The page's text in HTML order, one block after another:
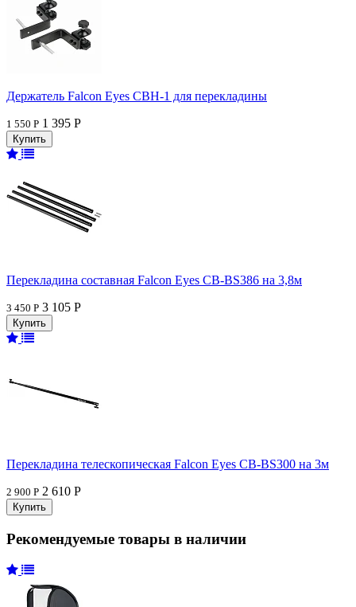
Держатель Falcon Eyes CBH-1 для перекладины
1 550 Р 1 395 Р
Перекладина составная Falcon Eyes CB-BS386 на 3,8м
3 450 Р 3 105 Р
Перекладина телескопическая Falcon Eyes CB-BS300 на 3м
2 900 Р 2 610 Р
Рекомендуемые товары в наличии